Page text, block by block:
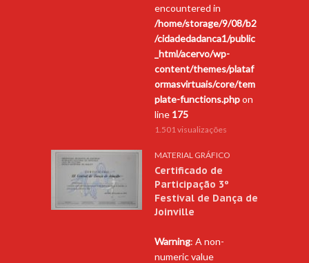
encountered in
/home/storage/9/08/b2
/cidadedadanca1/public
_html/acervo/wp-
content/themes/plataf
ormasvirtuais/core/tem
plate-functions.phpon
line 175
1.501 visualizações
MATERIAL GRÁFICO
Certificado de
Participação 3º
Festival de Dança de
Joinville
Warning: A non-
numeric value